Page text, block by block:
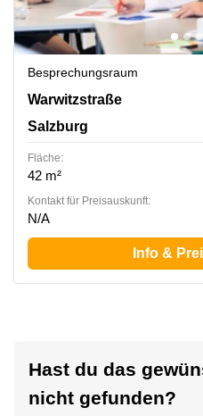
Besprechungsraum
Warwitzstraße 9, Salzburg
Warwitzstraße
Salzburg
Fläche:
42 m²
Kontakt für Preisauskunft:
N/A
Info &
Hast du das
nicht gefunden?